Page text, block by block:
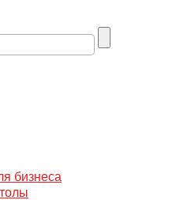
бизнеса